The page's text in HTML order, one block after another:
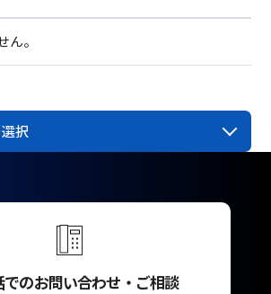
。
択
でのお問い合わせ・ご相談